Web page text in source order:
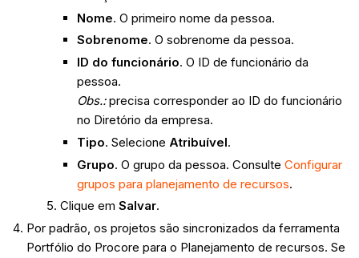
Nome. O primeiro nome da pessoa.
Sobrenome. O sobrenome da pessoa.
ID do funcionário. O ID de funcionário da
pessoa.
Obs.:precisa corresponder ao ID do funcionário
no Diretório da empresa.
Tipo. Selecione Atribuível.
Grupo. O grupo da pessoa. Consulte Configurar
grupos para planejamento de recursos.
Clique em Salvar.
Por padrão, os projetos são sincronizados da ferramenta
Portfólio do Procore para o Planejamento de recursos. Se